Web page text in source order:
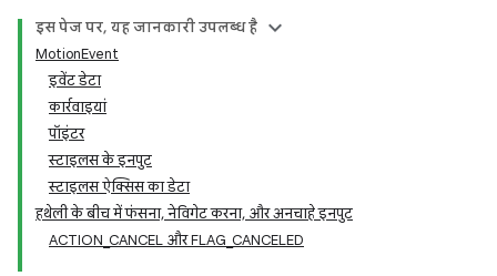
इस पेज पर, यह जानकारी उपलब्ध है
MotionEvent
इवेंट डेटा
कार्रवाइयां
पॉइंटर
स्टाइलस के इनपुट
स्टाइलस ऐक्सिस का डेटा
हथेली के बीच में फंसना, नेविगेट करना, और अनचाहे इनपुट
ACTION_CANCEL और FLAG_CANCELED